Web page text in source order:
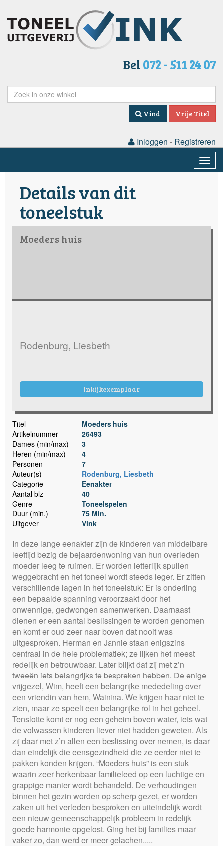
Bel 072 - 511 24 07
Vind Vrije Titel
Inloggen - Registreren
Details van dit
toneelstuk
Moeders huis
Rodenburg, Liesbeth
Inkijkexemplaar
Titel
Moeders huis
Artikelnummer
26493
Dames (min/max)
3
Heren (min/max)
4
Personen
7
Auteur(s)
Rodenburg, Liesbeth
Categorie
Eenakter
Aantal blz
40
Genre
Toneelspelen
Duur (min.)
75 Min.
Uitgever
Vink
In deze lange eenakter zijn de kinderen van middelbare
leeftijd bezig de bejaardenwoning van hun overleden
moeder leeg te ruimen. Er worden letterlijk spullen
weggebracht en het toneel wordt steeds leger. Er zitten
verschillende lagen in het toneelstuk: Er is onderling
een bepaalde spanning veroorzaakt door het
onwennige, gedwongen samenwerken. Daarnaast
dienen er een aantal beslissingen te worden genomen
en komt er oud zeer naar boven dat nooit was
uitgesproken. Herman en Jannie staan enigszins
centraal in de hele problematiek; ze lijken het meest
redelijk en betrouwbaar. Later blijkt dat zij met z’n
tweeën iets belangrijks te bespreken hebben. De enige
vrijgezel, Wim, heeft een belangrijke mededeling over
een vriendin van hem, Wainina. We krijgen haar niet te
zien, maar ze speelt een belangrijke rol in het geheel.
Tenslotte komt er nog een geheim boven water, iets wat
de volwassen kinderen liever niet hadden geweten. Als
zij daar met z’n allen een beslissing over nemen, is daar
dan eindelijk die eensgezindheid die ze eerder niet te
pakken konden krijgen. “Moeders huis” is een stuk
waarin zeer herkenbaar familieleed op een luchtige en
grappige manier wordt behandeld. De verhoudingen
binnen het gezin worden op scherp gezet, er worden
zaken uit het verleden besproken en uiteindelijk wordt
een nieuw gemeenschappelijk probleem in redelijk
goede harmonie opgelost. Ging het bij families maar
vaker zo, dan werd er meer gelachen.....